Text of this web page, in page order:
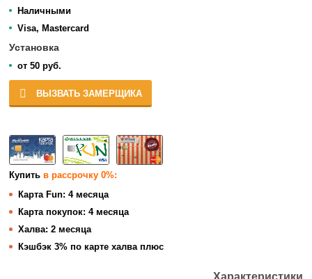
Наличными
Visa, Mastercard
Установка
от 50 руб.
ВЫЗВАТЬ ЗАМЕРЩИКА
Купитьв рассрочку 0%:
Карта Fun: 4 месяца
Карта покупок: 4 месяца
Халва: 2 месяца
Кэшбэк 3% по карте халва плюс
Характеристики